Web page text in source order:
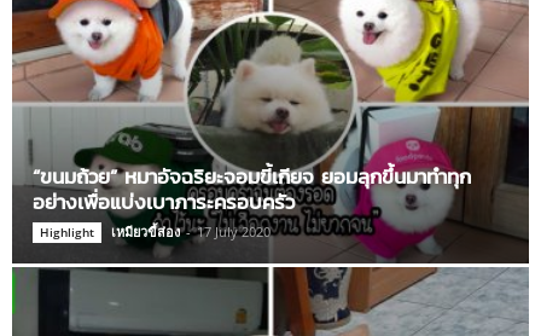
“ขนมถ้วย” หมาอัจฉริยะจอมขี้เกียจ ยอมลุกขึ้นมาทำทุก
อย่างเพื่อแบ่งเบาภาระครอบครัว
Highlight เหมียวขี้ส่อง - 17 July 2020